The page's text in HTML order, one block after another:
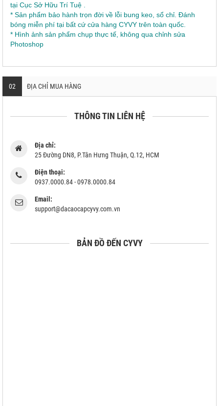
tại Cục Sở Hữu Trí Tuệ .
* Sản phẩm bảo hành trọn đời về lỗi bung keo, sổ chỉ. Đánh
bóng miễn phí tại bất cứ cửa hàng CYVY trên toàn quốc.
* Hình ảnh sản phẩm chụp thực tế, không qua chỉnh sửa
Photoshop
02 ĐỊA CHỈ MUA HÀNG
THÔNG TIN LIÊN HỆ
Địa chỉ:
25 Đường DN8, P.Tân Hưng Thuận, Q.12, HCM
Điện thoại:
0937.0000.84 - 0978.0000.84
Email:
support@dacaocapcyvy.com.vn
BẢN ĐỒ ĐẾN CYVY